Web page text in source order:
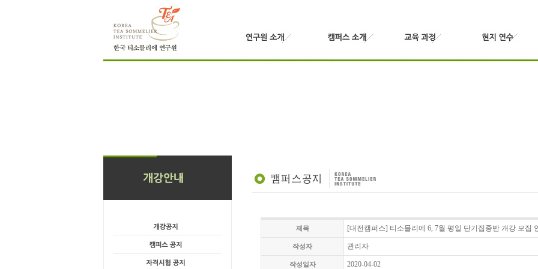
제목 [대전캠퍼스] 티소믈리에 6, 7월 평일 단기집중반 개강 모집
작성자 관리자
작성일자 2020-04-02